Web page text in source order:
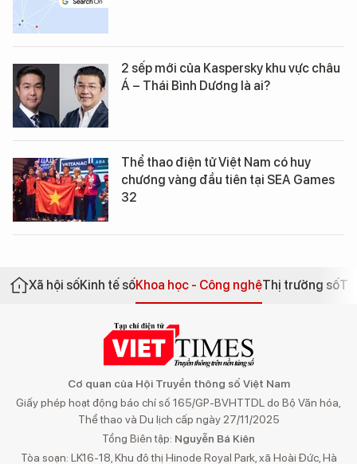
2 sếp mới của Kaspersky khu vực châu
Á – Thái Bình Dương là ai?
Thể thao điện tử Việt Nam có huy
chương vàng đầu tiên tại SEA Games
32
Xã hội sốKinh tế sốKhoa học - Công nghệThị trường số
Cơ quan của Hội Truyền thông số Việt Nam
Giấy phép hoạt động báo chí số 165/GP-BVHTTDL do Bộ Văn hóa,
Thể thao và Du lịch cấp ngày 27/11/2025
Tổng Biên tập: Nguyễn Bá Kiên
Tòa soạn: LK16-18, Khu đô thị Hinode Royal Park, xã Hoài Đức, Hà